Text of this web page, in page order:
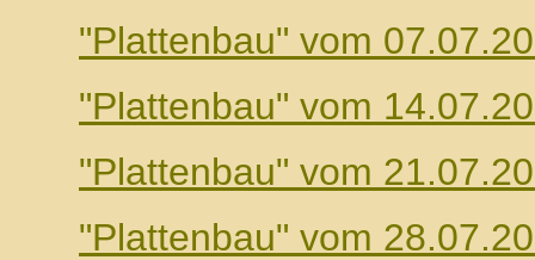
"Plattenbau" vom
"Plattenbau" vom
"Plattenbau" vom
"Plattenbau" vom